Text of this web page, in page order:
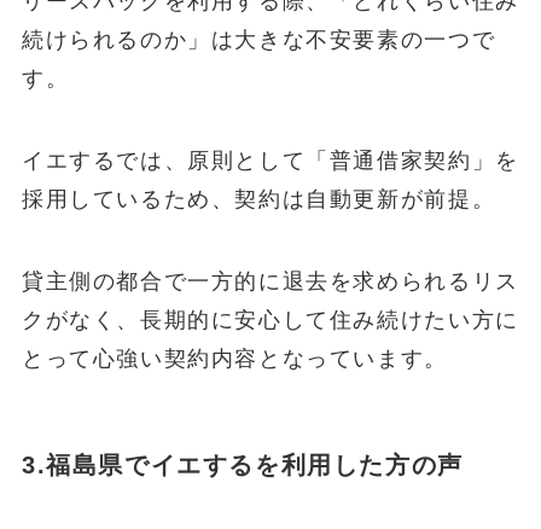
続けられるのか」は大きな不安要素の一つで
す。
イエするでは、原則として「普通借家契約」を
採用しているため、契約は自動更新が前提。
貸主側の都合で一方的に退去を求められるリス
クがなく、長期的に安心して住み続けたい方に
とって心強い契約内容となっています。
3.福島県でイエするを利用した方の声